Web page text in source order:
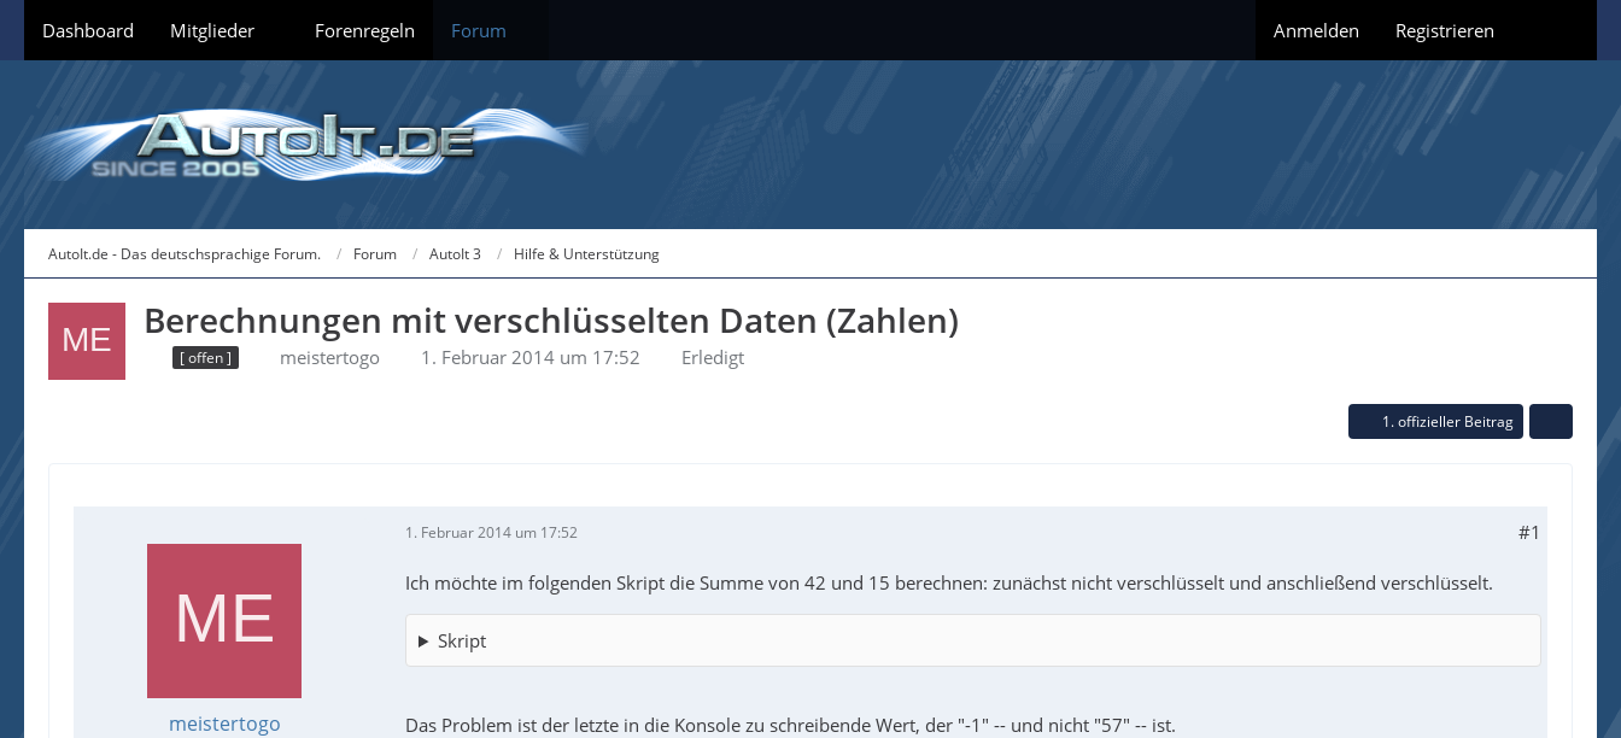
Dashboard Mitglieder Forenregeln Forum Anmelden Registrieren
AutoIt.de - Das deutschsprachige Forum. Forum AutoIt 3 Hilfe & Unterstützung
Berechnungen mit verschlüsselten Daten (Zahlen)
[ offen ] meistertogo 1. Februar 2014 um 17:52 Erledigt
1. offizieller Beitrag
meistertogo
1. Februar 2014 um 17:52 #1
Ich möchte im folgenden Skript die Summe von 42 und 15 berechnen: zunächst nicht verschlüsselt und anschließend verschlüsselt.
Skript
Das Problem ist der letzte in die Konsole zu schreibende Wert, der "-1" -- und nicht "57" -- ist.